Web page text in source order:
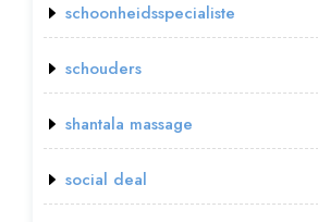
schoonheidsspecialiste
schouders
shantala massage
social deal